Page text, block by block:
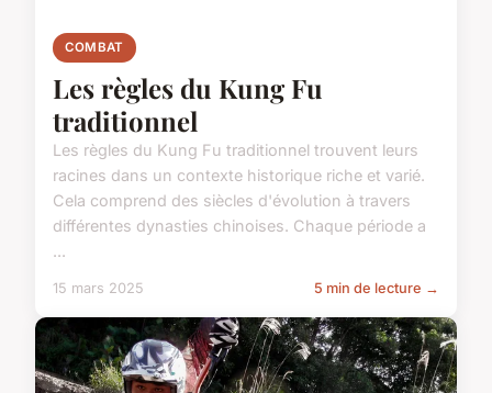
COMBAT
Les règles du Kung Fu
traditionnel
Les règles du Kung Fu traditionnel trouvent leurs
racines dans un contexte historique riche et varié.
Cela comprend des siècles d'évolution à travers
différentes dynasties chinoises. Chaque période a
...
15 mars 2025 5 min de lecture →